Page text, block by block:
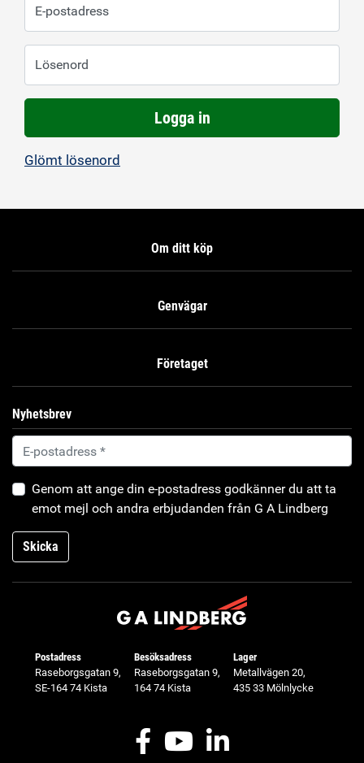
E-postadress
Lösenord
Logga in
Glömt lösenord
Om ditt köp
Genvägar
Företaget
Nyhetsbrev
Genom att ange din e-postadress godkänner du att ta
emot mejl och andra erbjudanden från G A Lindberg
Skicka
Postadress
Raseborgsgatan 9,
SE-164 74 Kista
Besöksadress
Raseborgsgatan 9,
164 74 Kista
Lager
Metallvägen 20,
435 33 Mölnlycke
FacebookYoutubeLinkedIn